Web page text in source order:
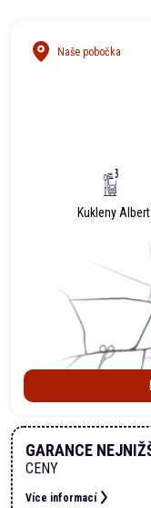
Naše pobočka
Kukleny Albert
GARANCE
CENY
Více informací